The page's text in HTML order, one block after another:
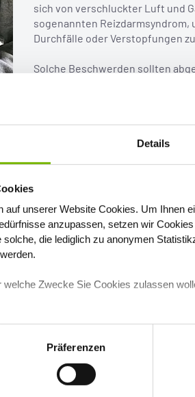
Details
auf unserer Website Cookies. Um Ihnen
anzupassen, setzen wir
die lediglich zu anonymen
Zwecke Sie Cookies zulassen
Präferenzen
sich von verschluckter Luft und
sogenannten
Durchfälle oder Verstopfungen
Solche Beschwerden sollten
Darmerkrankung dahinter.
Anus
uns unangenehm. Vor allem Männer
wird. Hämorrhoidalleiden, also eine
Anfangsstadien gut konservativ
angezeigte Verfahren, desto höher
Stuhl austritt.“ Juckreiz an der